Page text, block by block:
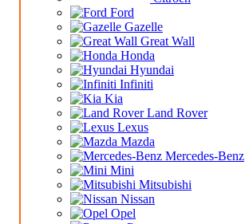
Ford
Gazelle
Great Wall
Honda
Hyundai
Infiniti
Kia
Land Rover
Lexus
Mazda
Mercedes-Benz
Mini
Mitsubishi
Nissan
Opel